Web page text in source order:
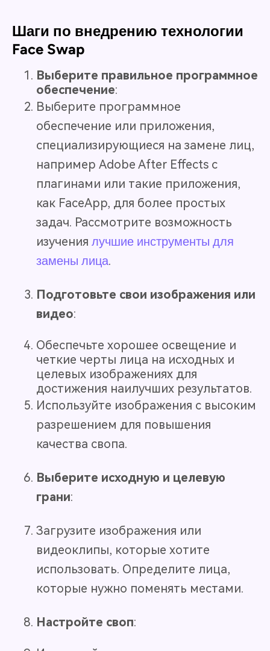
Шаги по внедрению технологии
Face Swap
Выберите правильное программное
обеспечение:
Выберите программное
обеспечение или приложения,
специализирующиеся на замене лиц,
например Adobe After Effects с
плагинами или такие приложения,
как FaceApp, для более простых
задач. Рассмотрите возможность
изучения лучшие инструменты для
замены лица.
Подготовьте свои изображения или
видео:
Обеспечьте хорошее освещение и
четкие черты лица на исходных и
целевых изображениях для
достижения наилучших результатов.
Используйте изображения с высоким
разрешением для повышения
качества свопа.
Выберите исходную и целевую
грани:
Загрузите изображения или
видеоклипы, которые хотите
использовать. Определите лица,
которые нужно поменять местами.
Настройте своп: